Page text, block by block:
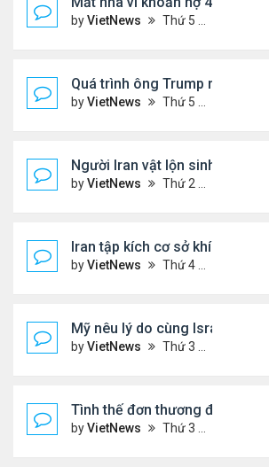
byVietNews Thứ 5 Tháng 4 23, 2026 4:30 pm
Quá trình ông Trump ra quyết
byVietNews Thứ 5 Tháng 4 09, 2026 5:43 pm
Người Iran vật lộn sinh tồn
byVietNews Thứ 2 Tháng 3 30, 2026 4:55 pm
Iran tập kích cơ sở khí LNG
byVietNews Thứ 4 Tháng 3 18, 2026 5:56 pm
Mỹ nêu lý do cùng Israel
byVietNews Thứ 3 Tháng 3 03, 2026 6:39 pm
Tình thế đơn thương độc mã
byVietNews Thứ 3 Tháng 2 24, 2026 6:01 pm